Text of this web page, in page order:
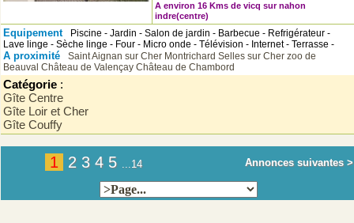
A environ 16 Kms de vicq sur nahon
indre(centre)
Equipement
Piscine - Jardin - Salon de jardin - Barbecue - Refrigérateur -
Lave linge - Sèche linge - Four - Micro onde - Télévision - Internet - Terrasse -
A proximité Saint Aignan sur Cher Montrichard Selles sur Cher zoo de
Beauval Château de Valençay Château de Chambord
Catégorie :
Gîte Centre
Gîte Loir et Cher
Gîte Couffy
1 2 3 4 5 ...14 Annonces suivantes >